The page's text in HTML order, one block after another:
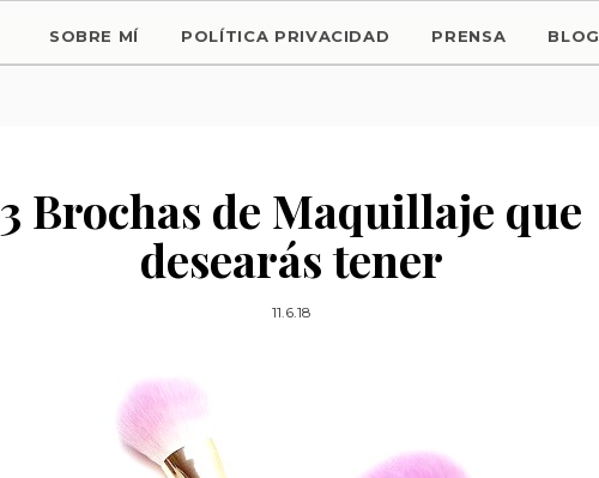
SOBRE MÍ POLÍTICA PRIVACIDAD PRENSA BLOG
3 Brochas de Maquillaje que
desearás tener
11.6.18